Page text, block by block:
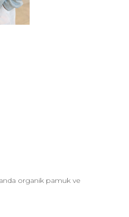
organik pamuk ve